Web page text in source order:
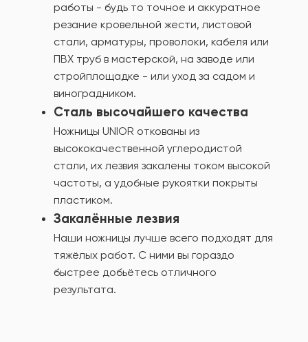
работы - будь то точное и аккуратное
резание кровельной жести, листовой
стали, арматуры, проволоки, кабеля или
ПВХ труб в мастерской, на заводе или
стройплощадке - или уход за садом и
виноградником.
Сталь высочайшего качества
Ножницы UNIOR откованы из
высококачественной углеродистой
стали, их лезвия закалены током высокой
частоты, а удобные рукоятки покрыты
пластиком.
Закалённые лезвия
Наши ножницы лучше всего подходят для
тяжёлых работ. С ними вы гораздо
быстрее добьётесь отличного
результата.